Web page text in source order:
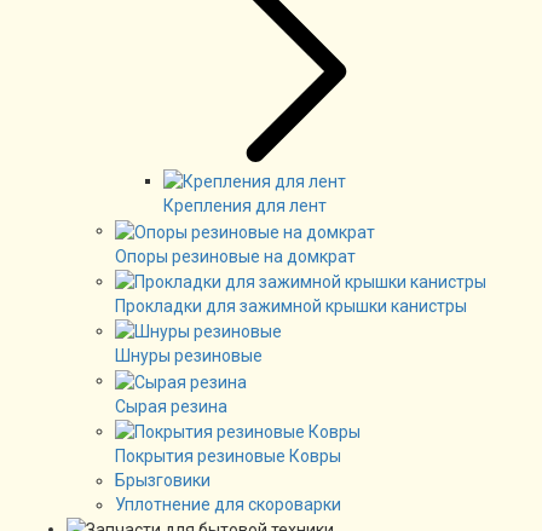
Крепления для лент
Опоры резиновые на домкрат
Прокладки для зажимной крышки канистры
Шнуры резиновые
Сырая резина
Покрытия резиновые Ковры
Брызговики
Уплотнение для скороварки